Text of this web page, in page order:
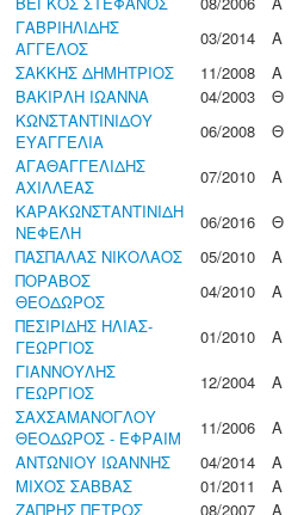
ΓΑΒΡΙΗΛΙΔΗΣ
ΑΓΓΕΛΟΣ
03/2014
Α
ΣΑΚΚΗΣ ΔΗΜΗΤΡΙΟΣ 11/2008
Α
ΒΑΚΙΡΛΗ ΙΩΑΝΝΑ 04/2003
Θ
ΚΩΝΣΤΑΝΤΙΝΙΔΟΥ
ΕΥΑΓΓΕΛΙΑ
06/2008
Θ
ΑΓΑΘΑΓΓΕΛΙΔΗΣ
ΑΧΙΛΛΕΑΣ
07/2010
Α
ΚΑΡΑΚΩΝΣΤΑΝΤΙΝΙΔΗ
ΝΕΦΕΛΗ
06/2016
Θ
ΠΑΣΠΑΛΑΣ ΝΙΚΟΛΑΟΣ 05/2010
Α
ΠΟΡΑΒΟΣ
ΘΕΟΔΩΡΟΣ
04/2010
Α
ΠΕΣΙΡΙΔΗΣ ΗΛΙΑΣ-
ΓΕΩΡΓΙΟΣ
01/2010
Α
ΓΙΑΝΝΟΥΛΗΣ
ΓΕΩΡΓΙΟΣ
12/2004
Α
ΣΑΧΣΑΜΑΝΟΓΛΟΥ
ΘΕΟΔΩΡΟΣ - ΕΦΡΑΙΜ
11/2006
Α
ΑΝΤΩΝΙΟΥ ΙΩΑΝΝΗΣ 04/2014
Α
ΜΙΧΟΣ ΣΑΒΒΑΣ 01/2011
Α
ΖΑΠΡΗΣ ΠΕΤΡΟΣ 08/2007
Α